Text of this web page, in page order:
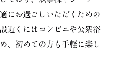
にお過ごしいただくための
近くにはコンビニや公衆浴
、初めての方も手軽に楽し